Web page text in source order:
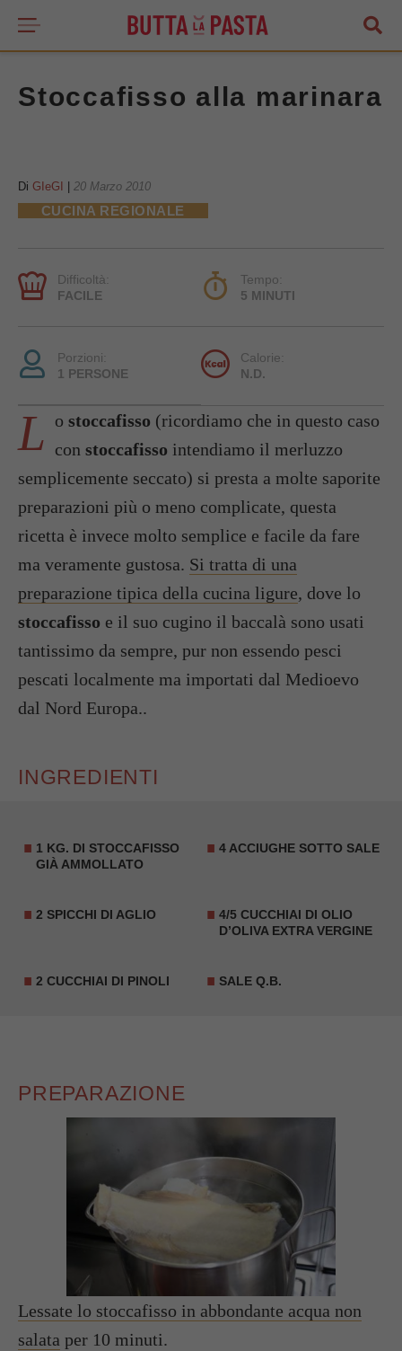
Stoccafisso alla marinara
Di GIeGI 20 Marzo 2010
CUCINA REGIONALE
Difficoltà:
FACILE
Tempo:
5 MINUTI
Porzioni:
1 PERSONE
Calorie:
N.D.
L o stoccafisso (ricordiamo che in questo caso
con stoccafisso intendiamo il merluzzo
semplicemente seccato) si presta a molte saporite
preparazioni più o meno complicate, questa
ricetta è invece molto semplice e facile da fare
ma veramente gustosa. Si tratta di una
preparazione tipica della cucina ligure, dove lo
stoccafisso e il suo cugino il baccalà sono usati
tantissimo da sempre, pur non essendo pesci
pescati localmente ma importati dal Medioevo
dal Nord Europa..
INGREDIENTI
1 KG. DI STOCCAFISSO
GIÀ AMMOLLATO
4 ACCIUGHE SOTTO SALE
2 SPICCHI DI AGLIO
4/5 CUCCHIAI DI OLIO
D’OLIVA EXTRA VERGINE
2 CUCCHIAI DI PINOLI SALE Q.B.
PREPARAZIONE
Lessate lo stoccafisso in abbondante acqua non
salata per 10 minuti.